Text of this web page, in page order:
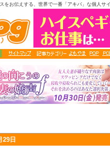
をお伝えする、世界で一番「アキバ」な個人サ
29日